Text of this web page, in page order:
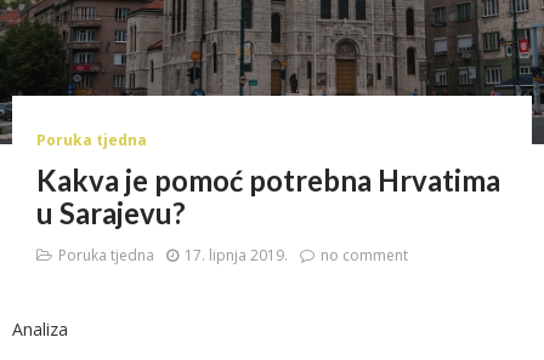
Poruka tjedna
Kakva je pomoć potrebna Hrvatima
u Sarajevu?
Poruka tjedna 17. lipnja 2019. no comment
Analiza